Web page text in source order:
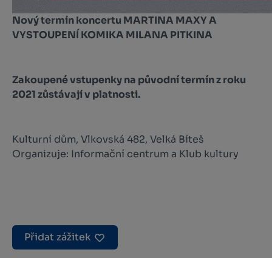
Nový termín koncertu MARTINA MAXY A
VYSTOUPENÍ KOMIKA MILANA PITKINA
Zakoupené vstupenky na původní termín z roku
2021 zůstávají v platnosti.
Kulturní dům, Vlkovská 482, Velká Bíteš
Organizuje: Informační centrum a Klub kultury
Přidat zážitek